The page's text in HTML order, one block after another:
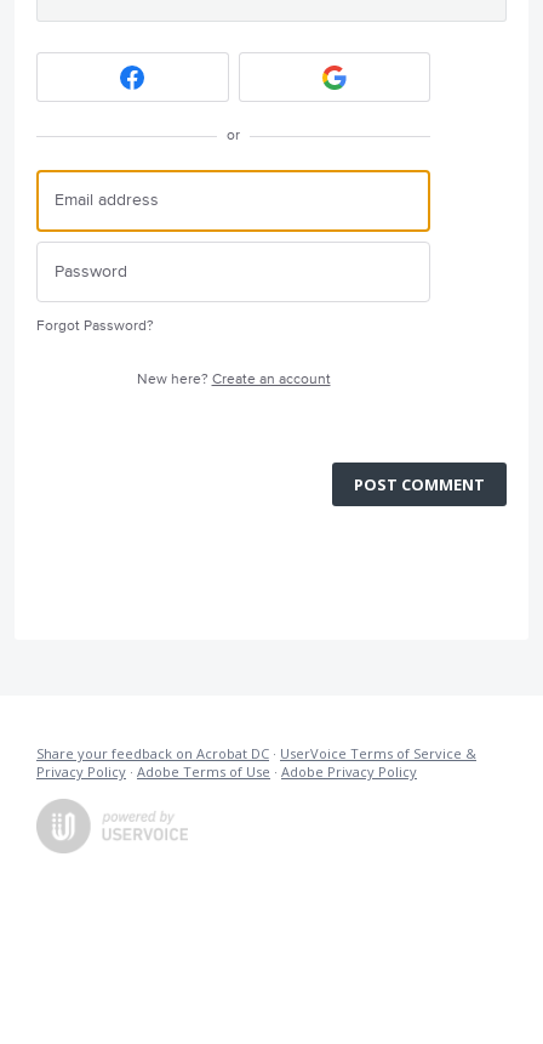
or
Forgot Password?
New here? Create an account
POST COMMENT
Share your feedback on Acrobat DC · UserVoice Terms of Service &
Privacy Policy · Adobe Terms of Use · Adobe Privacy Policy